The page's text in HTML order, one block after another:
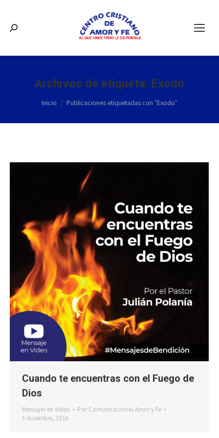
Buscar:
Archivos de etiqueta: Exodo
Estás aquí:
Inicio Publicaciones etiquetadas con "Exodo"
Cuando te encuentras con el Fuego de
Dios
Mensajes en Video Por Comunicaciones Amor y Fe
3 diciembre, 2018